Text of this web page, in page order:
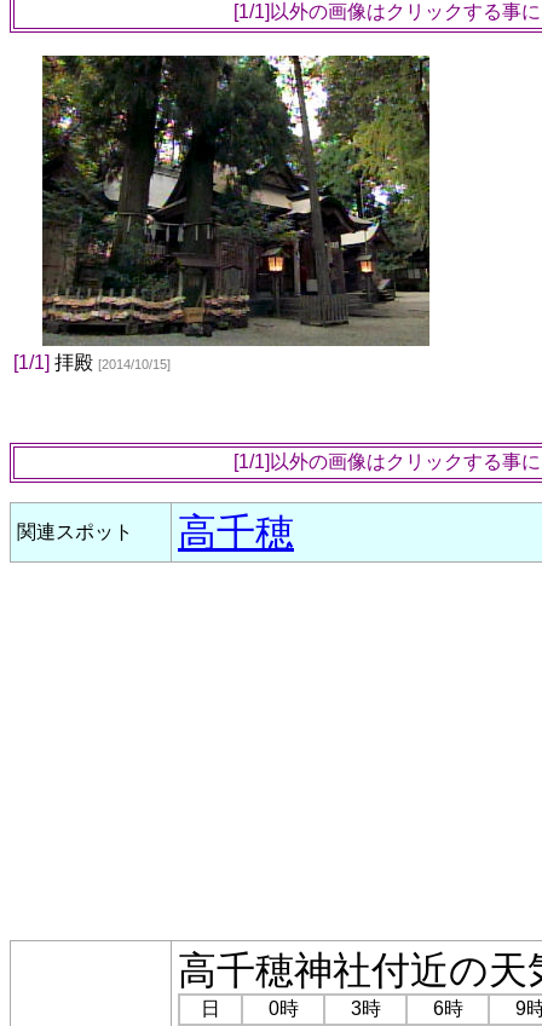
[1/1]以外の画像はクリックする事
[1/1] 拝殿 [2014/10/15]
[1/1]以外の画像はクリックする事
関連スポット 高千穂
高千穂神社付近の天
日 0時 3時 6時 9